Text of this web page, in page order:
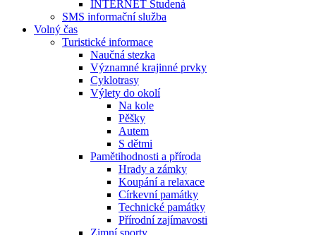
INTERNET Studená
SMS informační služba
Volný čas
Turistické informace
Naučná stezka
Významné krajinné prvky
Cyklotrasy
Výlety do okolí
Na kole
Pěšky
Autem
S dětmi
Pamětihodnosti a příroda
Hrady a zámky
Koupání a relaxace
Církevní památky
Technické památky
Přírodní zajímavosti
Zimní sporty